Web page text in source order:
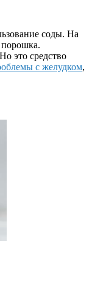
соды. На
порошка.
это средство
с желудком,